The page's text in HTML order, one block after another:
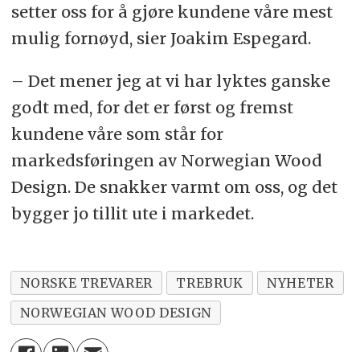
setter oss for å gjøre kundene våre mest
mulig fornøyd, sier Joakim Espegard.
– Det mener jeg at vi har lyktes ganske
godt med, for det er først og fremst
kundene våre som står for
markedsføringen av Norwegian Wood
Design. De snakker varmt om oss, og det
bygger jo tillit ute i markedet.
NORSKE TREVARER TREBRUK
NYHETER
NORWEGIAN WOOD DESIGN